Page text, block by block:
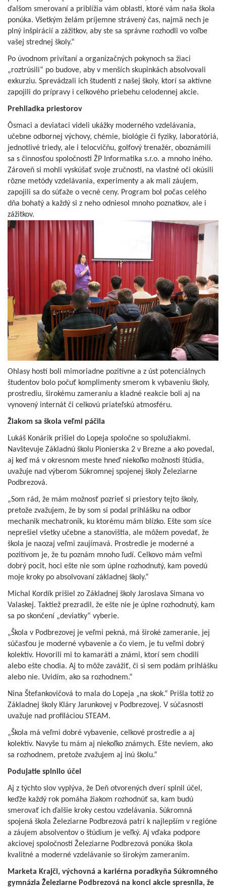
ďalšom smerovaní a priblížia vám oblasti, ktoré vám naša škola
ponúka. Všetkým želám príjemne strávený čas, najmä nech je
plný inšpirácií a zážitkov, aby ste sa správne rozhodli vo voľbe
vašej strednej školy.“
Po úvodnom privítaní a organizačných pokynoch sa žiaci
„roztrúsili“ po budove, aby v menších skupinkách absolvovali
exkurziu. Sprevádzali ich študenti z našej školy, ktorí sa aktívne
zapojili do prípravy i celkového priebehu celodennej akcie.
Prehliadka priestorov
Ôsmaci a deviataci videli ukážky moderného vzdelávania,
učebne odbornej výchovy, chémie, biológie či fyziky, laboratóriá,
jednotlivé triedy, ale i telocvičňu, golfový trenažér, oboznámili
sa s činnosťou spoločnosti ŽP Informatika s.r.o. a mnoho iného.
Zároveň si mohli vyskúšať svoje zručnosti, na vlastné oči okúsili
rôzne metódy vzdelávania, experimenty a ak mali záujem,
zapojili sa do súťaže o vecné ceny. Program bol počas celého
dňa bohatý a každý si z neho odniesol mnoho poznatkov, ale i
zážitkov.
Ohlasy hostí boli mimoriadne pozitívne a z úst potenciálnych
študentov bolo počuť komplimenty smerom k vybaveniu školy,
prostrediu, širokému zameraniu a kladné reakcie boli aj na
vynovený internát či celkovú priateľskú atmosféru.
Žiakom sa škola veľmi páčila
Lukáš Konárik prišiel do Lopeja spoločne so spolužiakmi.
Navštevuje Základnú školu Pionierska 2 v Brezne a ako povedal,
aj keď má v okresnom meste hneď niekoľko možností štúdia,
uvažuje nad výberom Súkromnej spojenej školy Železiarne
Podbrezová.
„Som rád, že mám možnosť pozrieť si priestory tejto školy,
pretože zvažujem, že by som si podal prihlášku na odbor
mechanik mechatronik, ku ktorému mám blízko. Ešte som síce
neprešiel všetky učebne a stanovištia, ale môžem povedať, že
škola je naozaj veľmi zaujímavá. Prostredie je moderné a
pozitívom je, že tu poznám mnoho ľudí. Celkovo mám veľmi
dobrý pocit, hoci ešte nie som úplne rozhodnutý, kam povedú
moje kroky po absolvovaní základnej školy.“
Michal Kordík prišiel zo Základnej školy Jaroslava Simana vo
Valaskej. Taktiež prezradil, že ešte nie je úplne rozhodnutý, kam
sa po skončení „deviatky“ vyberie.
„Škola v Podbrezovej je veľmi pekná, má široké zameranie, jej
súčasťou je moderné vybavenie a čo viem, je tu veľmi dobrý
kolektív. Hovorili mi to kamaráti a známi, ktorí sem chodili
alebo ešte chodia. Aj to môže zavážiť, či si sem podám prihlášku
alebo nie. Uvidím, ako sa rozhodnem.“
Nina Štefankovičová to mala do Lopeja „na skok.“ Prišla totiž zo
Základnej školy Kláry Jarunkovej v Podbrezovej. V súčasnosti
uvažuje nad profiláciou STEAM.
„Škola má veľmi dobré vybavenie, celkové prostredie a aj
kolektív. Navyše tu mám aj niekoľko známych. Ešte neviem, ako
sa rozhodnem, pretože zvažujem aj inú školu.“
Podujatie splnilo účel
Aj z týchto slov vyplýva, že Deň otvorených dverí splnil účel,
keďže každý rok pomáha žiakom rozhodnúť sa, kam budú
smerovať ich ďalšie kroky cestou vzdelávania. Súkromná
spojená škola Železiarne Podbrezová patrí k najlepším v regióne
a záujem absolventov o štúdium je veľký. Aj vďaka podpore
akciovej spoločnosti Železiarne Podbrezová ponúka škola
kvalitné a moderné vzdelávanie so širokým zameraním.
Marketa Krajči, výchovná a kariérna poradkyňa Súkromného
gymnázia Železiarne Podbrezová na konci akcie spresnila, že